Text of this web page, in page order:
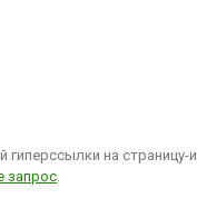
на страницу-
запрос.